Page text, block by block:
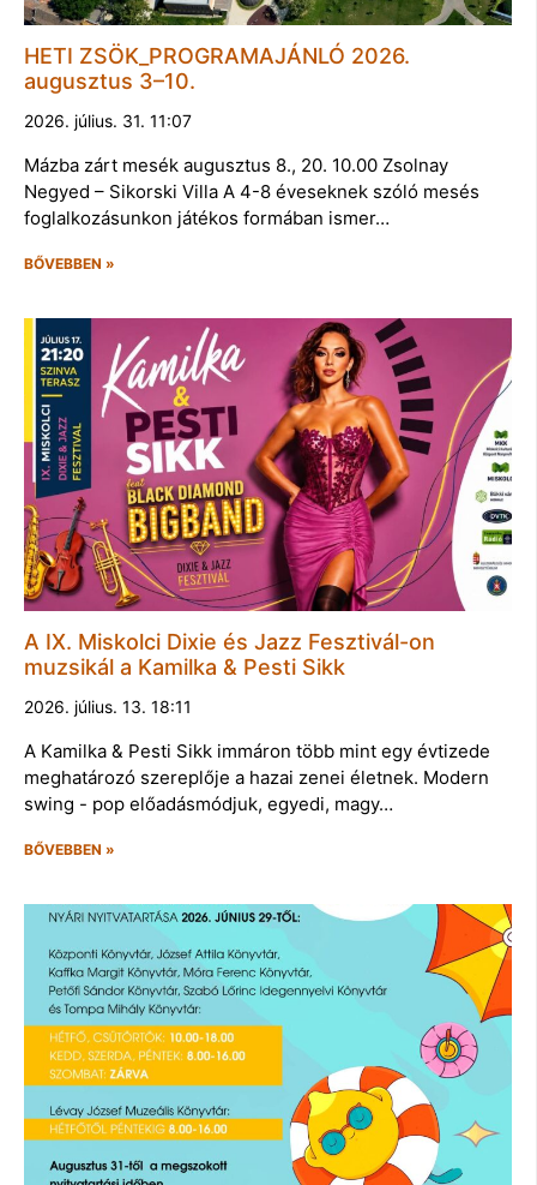
HETI ZSÖK_PROGRAMAJÁNLÓ 2026.
augusztus 3–10.
2026. július. 31. 11:07
Mázba zárt mesék augusztus 8., 20. 10.00 Zsolnay
Negyed – Sikorski Villa A 4-8 éveseknek szóló mesés
foglalkozásunkon játékos formában ismer…
BŐVEBBEN »
A IX. Miskolci Dixie és Jazz Fesztivál-on
muzsikál a Kamilka & Pesti Sikk
2026. július. 13. 18:11
A Kamilka & Pesti Sikk immáron több mint egy évtizede
meghatározó szereplője a hazai zenei életnek. Modern
swing - pop előadásmódjuk, egyedi, magy…
BŐVEBBEN »